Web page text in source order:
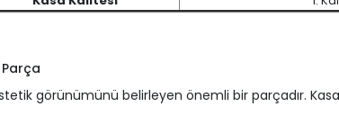
Parça
görünümünü belirleyen önemli bir parçadır.